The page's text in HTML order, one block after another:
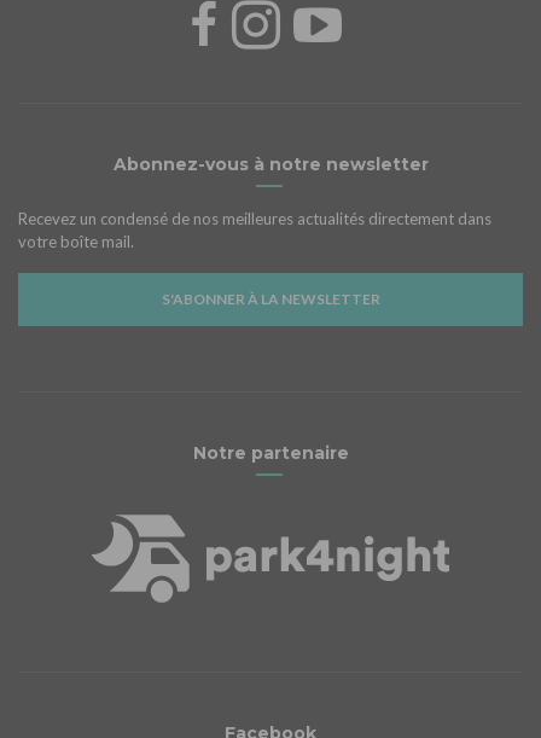
Abonnez-vous à notre newsletter
Recevez un condensé de nos meilleures actualités directement dans
votre boîte mail.
S'ABONNER À LA NEWSLETTER
Notre partenaire
Facebook